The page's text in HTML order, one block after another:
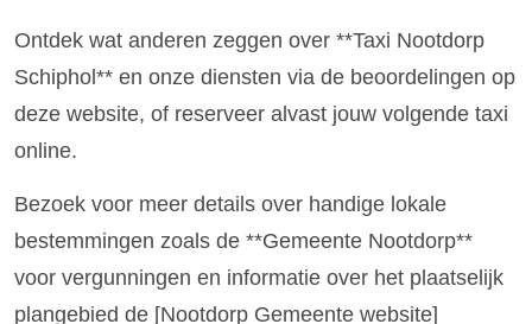
Ontdek wat anderen zeggen over **Taxi Nootdorp
Schiphol** en onze diensten via de beoordelingen op
deze website, of reserveer alvast jouw volgende taxi
online.
Bezoek voor meer details over handige lokale
bestemmingen zoals de **Gemeente Nootdorp**
voor vergunningen en informatie over het plaatselijk
plangebied de [Nootdorp Gemeente website]